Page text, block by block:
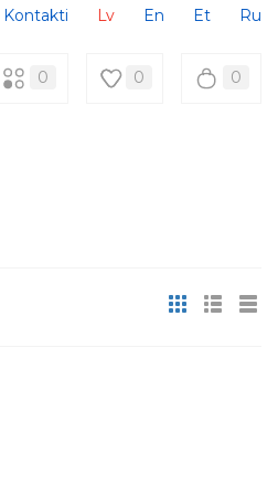
Kontakti Lv En Et Ru
0 0 0